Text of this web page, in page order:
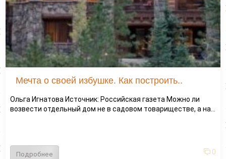
Мечта о своей избушке. Как построить..
Ольга Игнатова Источник: Российская газета Можно ли
возвести отдельный дом не в садовом товариществе, а на...
Подробнее 0